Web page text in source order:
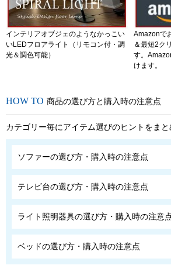
インテリアオブジェのようなかっこい
いLEDフロアライト（リモコン付・調
光＆調色可能）
Amazonで
＆最短2ク
す。
けます。
商品の選び方と購入時の注意点
カテゴリー毎にアイテム選びのヒントをまと
ソファーの選び方・購入時の注意点
テレビ台の選び方・購入時の注意点
ライト照明器具の選び方・購入時の注意
ベッドの選び方・購入時の注意点